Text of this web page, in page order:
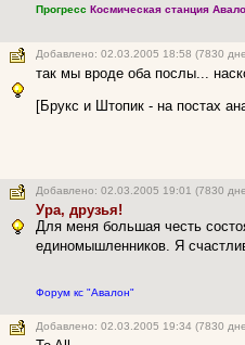
Прогресс Космическая станция
Добавлено: 02.03.2005 18:58 (7830
так мы вроде оба послы...
[Брукс и Штопик - на постах
Добавлено: 02.03.2005 19:01 (7830
Ура, друзья!
Для меня большая честь
единомышленников. Я
Форум кс "Авалон"
Добавлено: 02.03.2005 19:34 (7830